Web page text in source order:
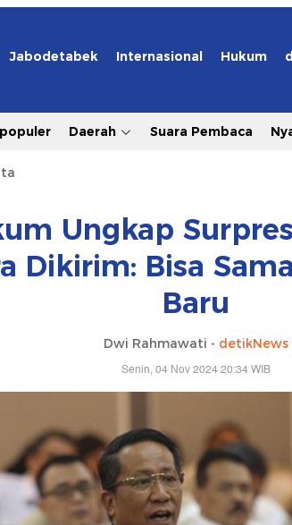
Jabodetabek Internasional Hukum
Daerah Suara Pembaca
Ungkap
Dikirim: Bisa
Baru
Dwi Rahmawati - detikNews
Senin, 04 Nov 2024 20:34 WIB